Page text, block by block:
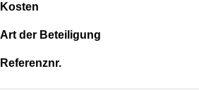
Kosten
Art der Beteiligung
Referenznr.